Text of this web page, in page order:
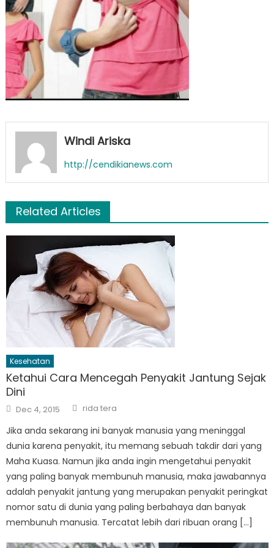
Windi Ariska
http://cendikianews.com
Related Articles
Kesehatan
Ketahui Cara Mencegah Penyakit Jantung Sejak
Dini
Posted
on
Dec 4, 2015 Author
rida tera
Jika anda sekarang ini banyak manusia yang meninggal
dunia karena penyakit, itu memang sebuah takdir dari yang
Maha Kuasa. Namun jika anda ingin mengetahui penyakit
yang paling banyak membunuh manusia, maka jawabannya
adalah penyakit jantung yang merupakan penyakit peringkat
nomor satu di dunia yang paling berbahaya dan banyak
membunuh manusia. Tercatat lebih dari ribuan orang […]